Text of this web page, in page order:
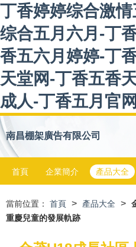
丁香婷婷综合激
综合五月六月-丁
香五六月婷婷-丁
天堂网-丁香五香
成人-丁香五月官
南昌棚架廣告有限公司
首頁 企業簡介 產品大全
當前位置： 首頁 > 產品大全 >
重慶兒童的發展軌跡